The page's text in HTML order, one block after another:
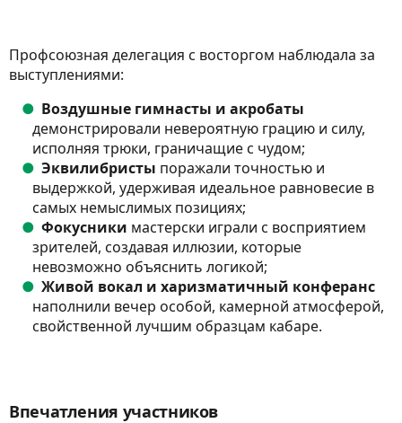
Профсоюзная делегация с восторгом наблюдала за
выступлениями:
Воздушные гимнасты и акробаты
демонстрировали невероятную грацию и силу,
исполняя трюки, граничащие с чудом;
Эквилибристы поражали точностью и
выдержкой, удерживая идеальное равновесие в
самых немыслимых позициях;
Фокусники мастерски играли с восприятием
зрителей, создавая иллюзии, которые
невозможно объяснить логикой;
Живой вокал и харизматичный конферанс
наполнили вечер особой, камерной атмосферой,
свойственной лучшим образцам кабаре.
Впечатления участников